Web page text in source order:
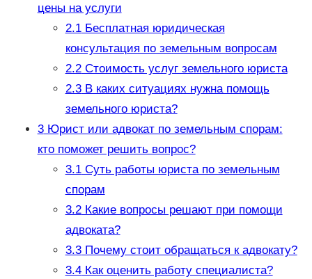
цены на услуги
2.1Бесплатная юридическая
консультация по земельным вопросам
2.2Стоимость услуг земельного юриста
2.3В каких ситуациях нужна помощь
земельного юриста?
3Юрист или адвокат по земельным спорам:
кто поможет решить вопрос?
3.1Суть работы юриста по земельным
спорам
3.2Какие вопросы решают при помощи
адвоката?
3.3Почему стоит обращаться к адвокату?
3.4Как оценить работу специалиста?